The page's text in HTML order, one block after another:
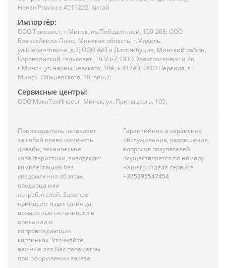
Henan Province 4511262, Китай
Импортёр:
ООО Триовист, г.Минск, пр.Победителей, 100-203; ООО
БизнесАкила-Плюс, Минская область, г.Мядель,
ул.Шаранговича, д.2; ООО АйТи Дистрибуция, Минский район,
Боровлянский сельсовет, 103/3-7; ООО Электросервис и Ко,
г.Минск, ул.Чернышевского, 10А, к.412АЗ; ООО Нереида, г.
Минск, Ольшевского, 10, пом.7;
Сервисные центры:
ООО МакоТехИнвест, Минск, ул. Притыцкого, 105;
Производитель оставляет
за собой право изменять
дизайн, технические
характеристики, заводскую
комплектацию без
уведомления об этом
продавца или
потребителей. Заранее
приносим извинения за
возможные неточности в
описании и
сопровождающих
картинках. Уточняйте
важные для Вас параметры
при оформлении заказа.
Гарантийное и сервисное
обслуживание, разрешение
вопросов покупателей
осуществляется по номеру
нашего отдела сервиса
+375295547454